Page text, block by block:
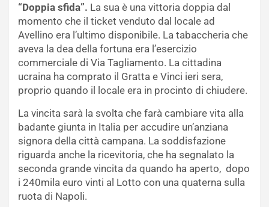
“Doppia sfida”. La sua è una vittoria doppia dal
momento che il ticket venduto dal locale ad
Avellino era l’ultimo disponibile. La tabaccheria che
aveva la dea della fortuna era l’esercizio
commerciale di Via Tagliamento. La cittadina
ucraina ha comprato il Gratta e Vinci ieri sera,
proprio quando il locale era in procinto di chiudere.
La vincita sarà la svolta che farà cambiare vita alla
badante giunta in Italia per accudire un’anziana
signora della città campana. La soddisfazione
riguarda anche la ricevitoria, che ha segnalato la
seconda grande vincita da quando ha aperto, dopo
i 240mila euro vinti al Lotto con una quaterna sulla
ruota di Napoli.